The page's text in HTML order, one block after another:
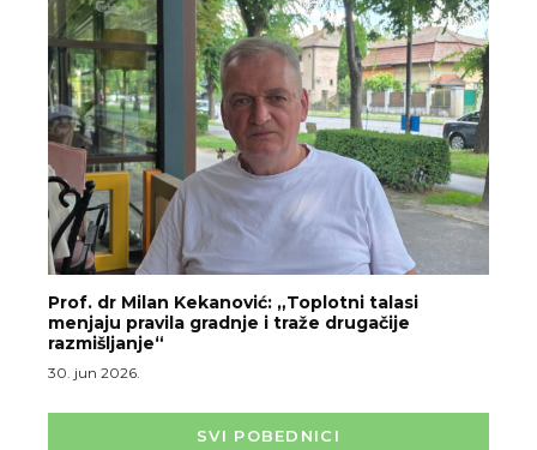
Prof. dr Milan Kekanović: „Toplotni talasi
menjaju pravila gradnje i traže drugačije
razmišljanje“
30. jun 2026.
SVI POBEDNICI